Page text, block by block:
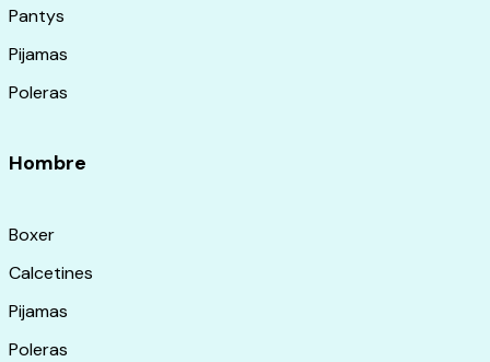
Pantys
Pijamas
Poleras
Hombre
Boxer
Calcetines
Pijamas
Poleras